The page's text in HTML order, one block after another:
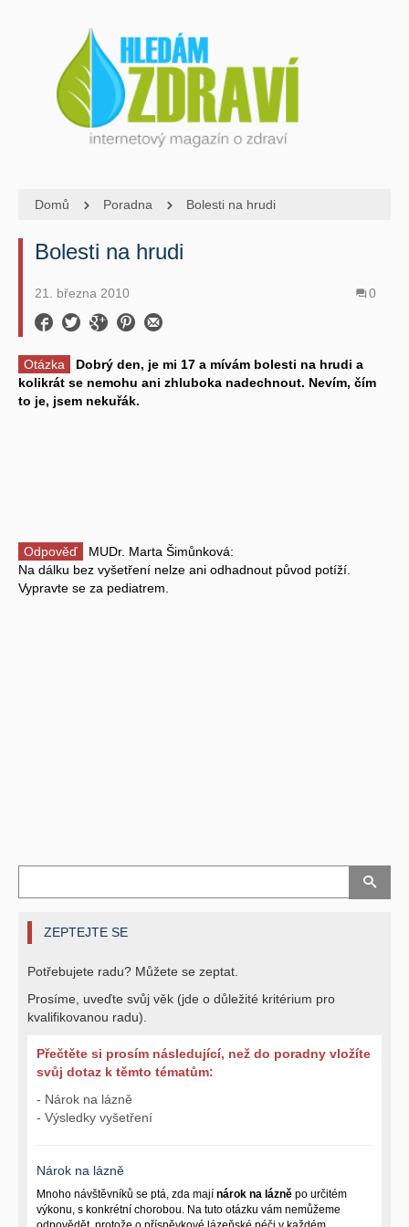
Domů Poradna Bolesti na hrudi
Bolesti na hrudi
21. března 2010 0
Otázka
Dobrý den, je mi 17 a mívám bolesti na hrudi a
kolikrát se nemohu ani zhluboka nadechnout. Nevím, čím
to je, jsem nekuřák.
Odpověď
MUDr. Marta Šimůnková:
Na dálku bez vyšetření nelze ani odhadnout původ potíží.
Vypravte se za pediatrem.
ZEPTEJTE SE
Potřebujete radu? Můžete se zeptat.
Prosíme, uveďte svůj věk (jde o důležité kritérium pro
kvalifikovanou radu).
Přečtěte si prosím následující, než do poradny vložíte
svůj dotaz k těmto tématům:
- Nárok na lázně
- Výsledky vyšetření
Nárok na lázně
Mnoho návštěvníků se ptá, zda mají nárok na lázně po určitém
výkonu, s konkrétní chorobou. Na tuto otázku vám nemůžeme